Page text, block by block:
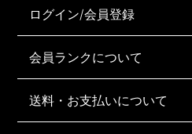
ログイン/会員登録
会員ランクについて
送料・お支払いについて